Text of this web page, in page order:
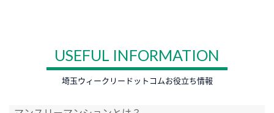
USEFUL INFORMATION
埼玉ウィークリードットコムお役立ち情報